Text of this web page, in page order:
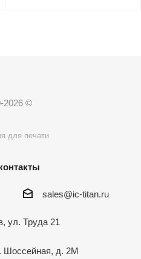
2026 ©
для печати
sales@ic-titan.ru
ул. Труда 21
Шоссейная, д. 2М